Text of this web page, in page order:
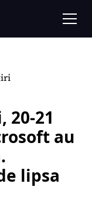
21
au
lipsa